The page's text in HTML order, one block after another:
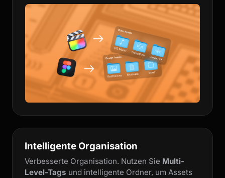
Intelligente Organisation
Verbesserte Organisation. Nutzen Sie Multi-
Level-Tags und intelligente Ordner, um Assets